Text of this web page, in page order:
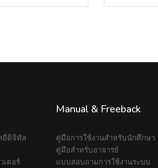
ยีดิจิทัล
เตอร์
Manual & Freeback
คู่มือการใช้งานสำหรับนักศึกษา
คู่มือสำหรับอาจารย์
แบบสอบถามการใช้งานระบบ